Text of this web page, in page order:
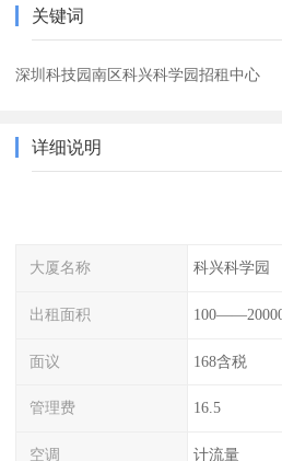
关键词
深圳科技园南区科兴科学园招租中心
详细说明
大厦名称 科兴科学园
出租面积
面议 168含税
管理费 16.5
空调 计流量